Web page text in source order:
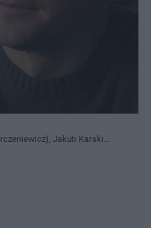
Jakub Karski